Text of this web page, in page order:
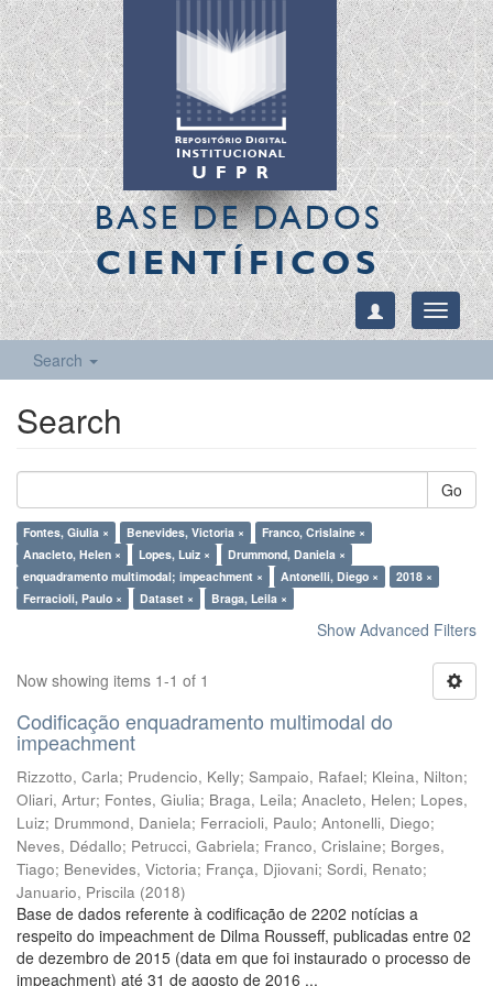
BASE DE DADOS
CIENTÍFICOS
Toggle
Search
Search
Go
Fontes, Giulia × Benevides, Victoria ×
Franco, Crislaine ×
Anacleto, Helen ×
Lopes, Luiz ×
Drummond, Daniela ×
enquadramento multimodal; impeachment ×
Antonelli, Diego ×
2018 ×
Ferracioli, Paulo ×
Dataset × Braga, Leila ×
Show Advanced Filters
Now showing items 1-1 of 1
Codificação enquadramento multimodal do
impeachment
Rizzotto, Carla; Prudencio, Kelly; Sampaio, Rafael; Kleina, Nilton;
Oliari, Artur; Fontes, Giulia; Braga, Leila; Anacleto, Helen; Lopes,
Luiz; Drummond, Daniela; Ferracioli, Paulo; Antonelli, Diego;
Neves, Dédallo; Petrucci, Gabriela; Franco, Crislaine; Borges,
Tiago; Benevides, Victoria; França, Djiovani; Sordi, Renato;
Januario, Priscila (2018)
Base de dados referente à codificação de 2202 notícias a
respeito do impeachment de Dilma Rousseff, publicadas entre 02
de dezembro de 2015 (data em que foi instaurado o processo de
impeachment) até 31 de agosto de 2016 ...